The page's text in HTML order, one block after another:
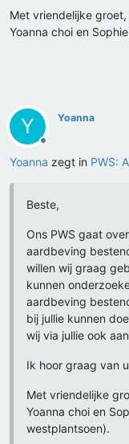
Met vriendelijke groet,
Yoanna choi en
Y
Offline
Yoanna
Yoanna zegt in PWS:
Beste,
Ons PWS gaat
aardbeving
willen wij graag
kunnen
aardbeving
bij jullie kunnen
wij via jullie ook
Ik hoor graag van
Met vriendelijke
Yoanna choi en
westplantsoen).